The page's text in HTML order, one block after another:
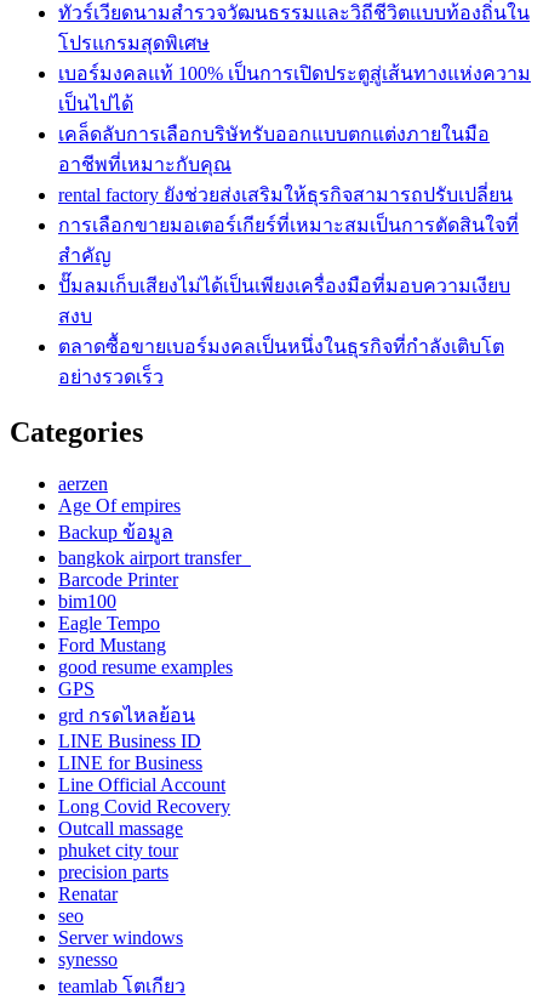
ทัวร์เวียดนามสำรวจวัฒนธรรมและวิถีชีวิตแบบท้องถิ่นใน
โปรแกรมสุดพิเศษ
เบอร์มงคลแท้ 100% เป็นการเปิดประตูสู่เส้นทางแห่งความ
เป็นไปได้
เคล็ดลับการเลือกบริษัทรับออกแบบตกแต่งภายในมือ
อาชีพที่เหมาะกับคุณ
rental factory ยังช่วยส่งเสริมให้ธุรกิจสามารถปรับเปลี่ยน
การเลือกขายมอเตอร์เกียร์ที่เหมาะสมเป็นการตัดสินใจที่
สำคัญ
ปั๊มลมเก็บเสียงไม่ได้เป็นเพียงเครื่องมือที่มอบความเงียบ
สงบ
ตลาดซื้อขายเบอร์มงคลเป็นหนึ่งในธุรกิจที่กำลังเติบโต
อย่างรวดเร็ว
Categories
aerzen
Age Of empires
Backup ข้อมูล
bangkok airport transfer
Barcode Printer
bim100
Eagle Tempo
Ford Mustang
good resume examples
GPS
grd กรดไหลย้อน
LINE Business ID
LINE for Business
Line Official Account
Long Covid Recovery
Outcall massage
phuket city tour
precision parts
Renatar
seo
Server windows
synesso
teamlab โตเกียว